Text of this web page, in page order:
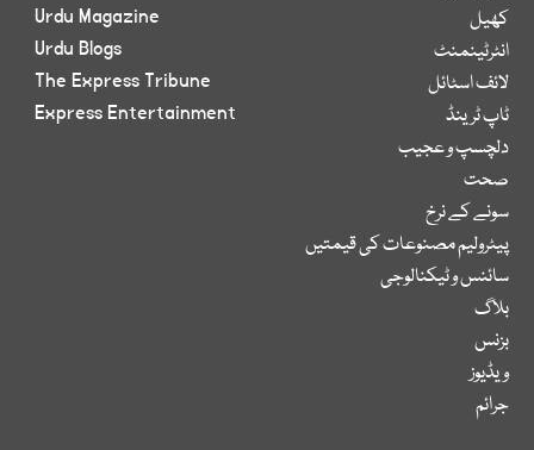
کھیل
انٹرٹینمنٹ
لائف اسٹائل
ٹاپ ٹرینڈ
دلچسپ و عجیب
صحت
سونے کے نرخ
پیٹرولیم مصنوعات کی قیمتیں
سائنس و ٹیکنالوجی
بلاگ
بزنس
ویڈیوز
جرائم
Urdu Magazine
Urdu Blogs
The Express Tribune
Express Entertainment